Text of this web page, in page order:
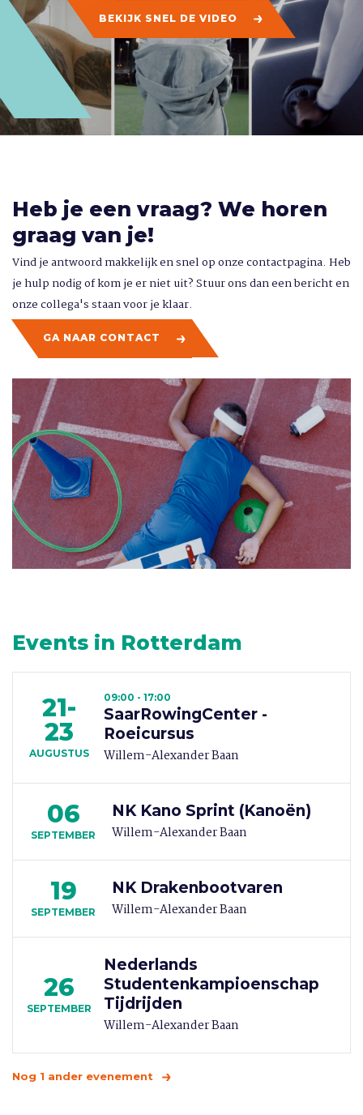
BEKIJK SNEL DE VIDEO
Heb je een vraag? We horen
graag van je!
Vind je antwoord makkelijk en snel op onze contactpagina. Heb
je hulp nodig of kom je er niet uit? Stuur ons dan een bericht en
onze collega's staan voor je klaar.
GA NAAR CONTACT
Events in Rotterdam
21-
23
AUGUSTUS
09:00 - 17:00
SaarRowingCenter -
Roeicursus
Willem-Alexander Baan
06
SEPTEMBER
NK Kano Sprint (Kanoën)
Willem-Alexander Baan
19
SEPTEMBER
NK Drakenbootvaren
Willem-Alexander Baan
26
SEPTEMBER
Nederlands
Studentenkampioenschap
Tijdrijden
Willem-Alexander Baan
Nog 1 ander evenement